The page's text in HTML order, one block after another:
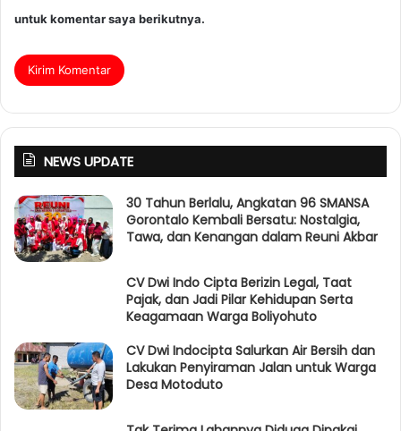
untuk komentar saya berikutnya.
NEWS UPDATE
30 Tahun Berlalu, Angkatan 96 SMANSA
Gorontalo Kembali Bersatu: Nostalgia,
Tawa, dan Kenangan dalam Reuni Akbar
CV Dwi Indo Cipta Berizin Legal, Taat
Pajak, dan Jadi Pilar Kehidupan Serta
Keagamaan Warga Boliyohuto
CV Dwi Indocipta Salurkan Air Bersih dan
Lakukan Penyiraman Jalan untuk Warga
Desa Motoduto